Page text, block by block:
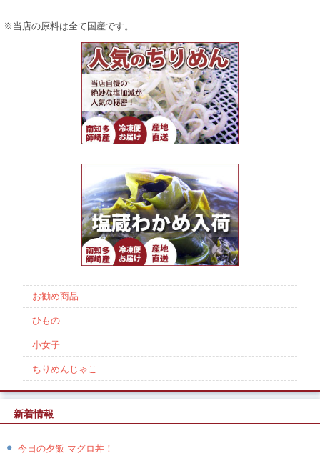
※当店の原料は全て国産です。
お勧め商品
ひもの
小女子
ちりめんじゃこ
新着情報
今日の夕飯 マグロ丼！